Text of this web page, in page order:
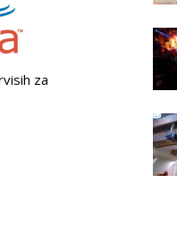
za